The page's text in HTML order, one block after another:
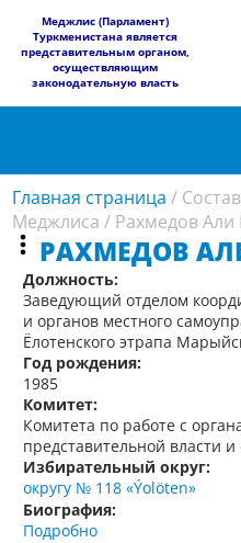
​Меджлис (Парламент)
Туркменистана является
представительным органом,
осуществляющим
законодательную власть
Главная страница /
Меджлиса / Рахмедов
РАХМЕДОВ
Должность:
Заведующий отделом
и органов местного
Ёлотенского этрапа
Год рождения:
1985
Комитет:
Комитета по работе с
представительной власти
Избирательный округ:
округу № 118 «Ýolöten»
Биография:
Подробно